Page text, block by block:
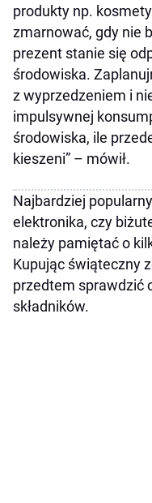
produkty np.
zmarnować, gdy nie
prezent stanie się
środowiska.
z wyprzedzeniem i
impulsywnej
środowiska, ile
kieszeni” – mówił.
Najbardziej
elektronika, czy
należy pamiętać o
Kupując świąteczny
przedtem sprawdzić
składników.